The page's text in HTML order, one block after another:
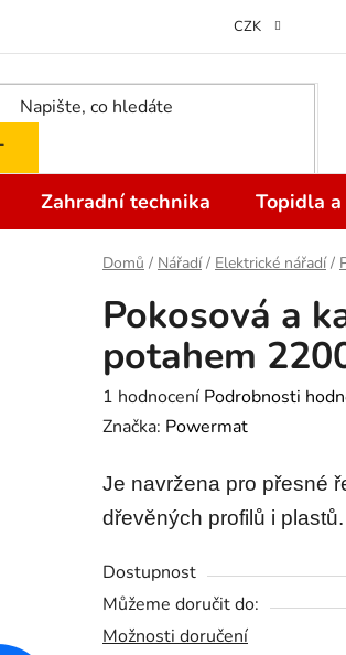
Odstoupení od
CZK
Zahradní technika Topidla
Domů / Nářadí / Elektrické nářadí /
Pokosová a
potahem
Průměrné
hodnocení
je
5,0
5
hvězdiček.
1 hodnocení Podrobnosti
Značka: Powermat
Je navržena pro přesné
dřevěných profilů i plastů.
Dostupnost
Můžeme doručit do:
Možnosti doručení